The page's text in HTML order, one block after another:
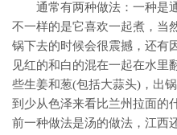
通常有两种做法：一种是
不一样的是它喜欢一起煮，当
锅下去的时候会很震撼，还有
见红的和白的混在一起在水里
些生姜和葱(包括大蒜头)，出
到少从色泽来看比兰州拉面的
前一种做法是汤的做法，江西